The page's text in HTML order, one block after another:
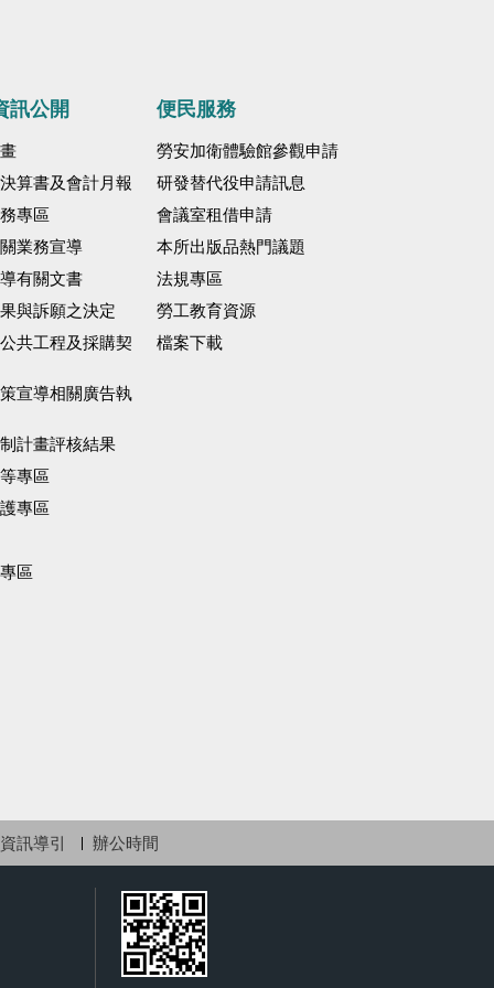
訊公開
算書及會計月報
專區
業務宣導
有關文書
與訴願之決定
共工程及採購契
宣導相關廣告執
計畫評核結果
專區
專區
區
便民服務
勞安加衛體驗館參觀申請
研發替代役申請訊息
會議室租借申請
本所出版品熱門議題
法規專區
勞工教育資源
檔案下載
訊導引 辦公時間